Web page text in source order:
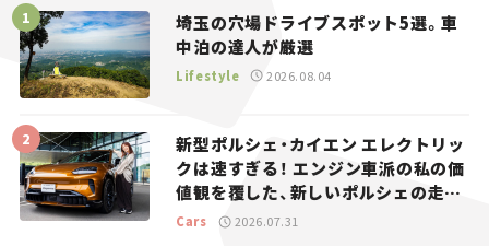
埼玉の穴場ドライブスポット5選。車
中泊の達人が厳選
Lifestyle 2026.08.04
新型ポルシェ・カイエン エレクトリッ
クは速すぎる！ エンジン車派の私の価
値観を覆した、新しいポルシェの走
り。
Cars 2026.07.31